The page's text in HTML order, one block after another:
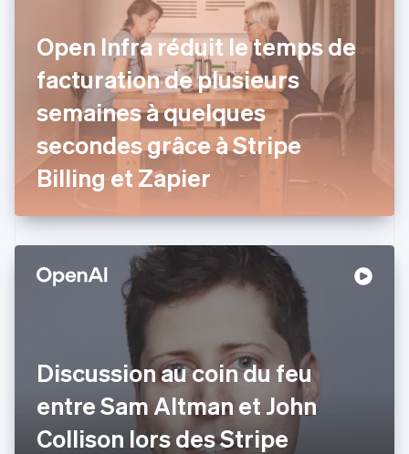
Open Infra réduit le temps de
facturation de plusieurs
semaines à quelques
secondes grâce à Stripe
Billing et Zapier
Discussion au coin du feu
entre Sam Altman et John
Collison lors des Stripe
Croatie
Italiano
Danemark
English
Émirats arabes unis
English
Espagne
EspañolEnglish
English
Español简体中文
Finlande
Svenska
English
English
Grèce
English
English